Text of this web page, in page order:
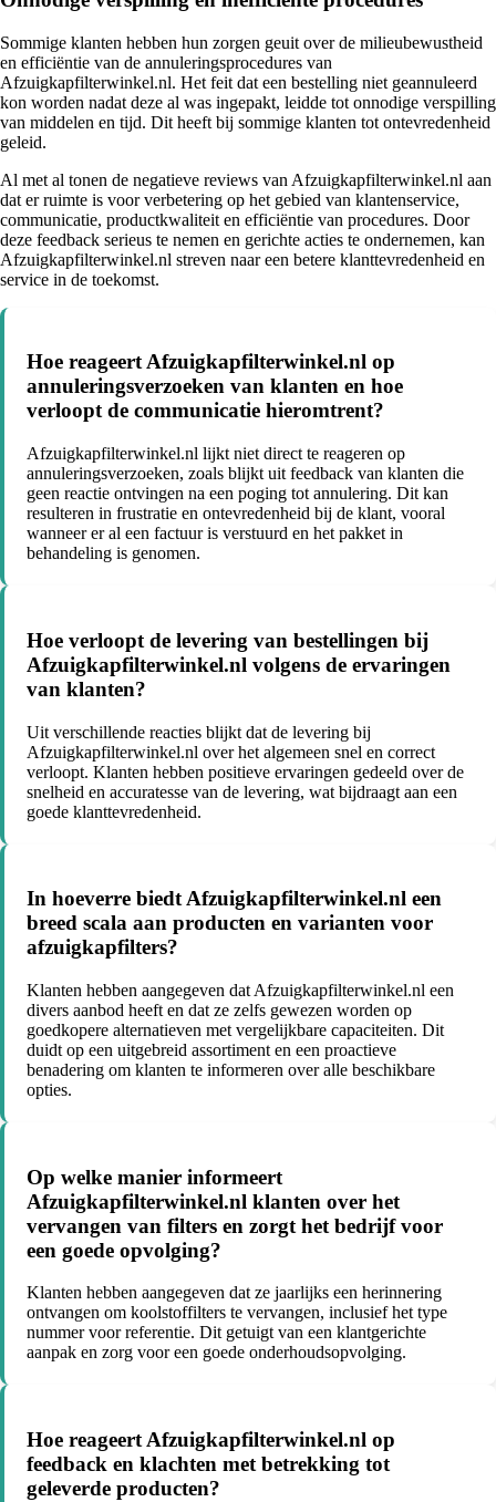
Sommige klanten hebben hun zorgen geuit over de milieubewustheid
en efficiëntie van de annuleringsprocedures van
Afzuigkapfilterwinkel.nl. Het feit dat een bestelling niet geannuleerd
kon worden nadat deze al was ingepakt, leidde tot onnodige verspilling
van middelen en tijd. Dit heeft bij sommige klanten tot ontevredenheid
geleid.
Al met al tonen de negatieve reviews van Afzuigkapfilterwinkel.nl aan
dat er ruimte is voor verbetering op het gebied van klantenservice,
communicatie, productkwaliteit en efficiëntie van procedures. Door
deze feedback serieus te nemen en gerichte acties te ondernemen, kan
Afzuigkapfilterwinkel.nl streven naar een betere klanttevredenheid en
service in de toekomst.
Hoe reageert Afzuigkapfilterwinkel.nl op
annuleringsverzoeken van klanten en hoe
verloopt de communicatie hieromtrent?
Afzuigkapfilterwinkel.nl lijkt niet direct te reageren op
annuleringsverzoeken, zoals blijkt uit feedback van klanten die
geen reactie ontvingen na een poging tot annulering. Dit kan
resulteren in frustratie en ontevredenheid bij de klant, vooral
wanneer er al een factuur is verstuurd en het pakket in
behandeling is genomen.
Hoe verloopt de levering van bestellingen bij
Afzuigkapfilterwinkel.nl volgens de ervaringen
van klanten?
Uit verschillende reacties blijkt dat de levering bij
Afzuigkapfilterwinkel.nl over het algemeen snel en correct
verloopt. Klanten hebben positieve ervaringen gedeeld over de
snelheid en accuratesse van de levering, wat bijdraagt aan een
goede klanttevredenheid.
In hoeverre biedt Afzuigkapfilterwinkel.nl een
breed scala aan producten en varianten voor
afzuigkapfilters?
Klanten hebben aangegeven dat Afzuigkapfilterwinkel.nl een
divers aanbod heeft en dat ze zelfs gewezen worden op
goedkopere alternatieven met vergelijkbare capaciteiten. Dit
duidt op een uitgebreid assortiment en een proactieve
benadering om klanten te informeren over alle beschikbare
opties.
Op welke manier informeert
Afzuigkapfilterwinkel.nl klanten over het
vervangen van filters en zorgt het bedrijf voor
een goede opvolging?
Klanten hebben aangegeven dat ze jaarlijks een herinnering
ontvangen om koolstoffilters te vervangen, inclusief het type
nummer voor referentie. Dit getuigt van een klantgerichte
aanpak en zorg voor een goede onderhoudsopvolging.
Hoe reageert Afzuigkapfilterwinkel.nl op
feedback en klachten met betrekking tot
geleverde producten?